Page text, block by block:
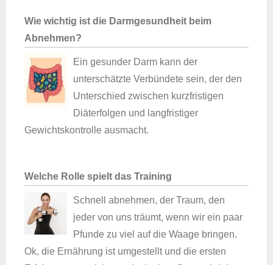
Wie wichtig ist die Darmgesundheit beim
Abnehmen?
Ein gesunder Darm kann der
unterschätzte Verbündete sein, der den
Unterschied zwischen kurzfristigen
Diäterfolgen und langfristiger
Gewichtskontrolle ausmacht.
Welche Rolle spielt das Training
Schnell abnehmen, der Traum, den
jeder von uns träumt, wenn wir ein paar
Pfunde zu viel auf die Waage bringen.
Ok, die Ernährung ist umgestellt und die ersten